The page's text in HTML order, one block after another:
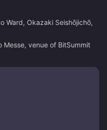
Ward, Okazaki Seishōjichō,
Messe, venue of BitSummit